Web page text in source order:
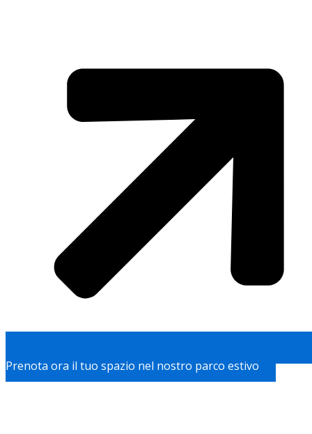
Prenota ora il tuo spazio nel nostro parco estivo